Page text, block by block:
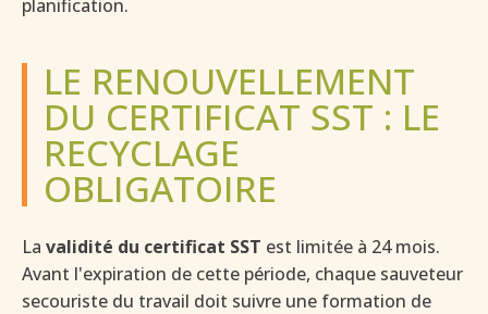
planification.
LE RENOUVELLEMENT
DU CERTIFICAT SST : LE
RECYCLAGE
OBLIGATOIRE
La validité du certificat SST est limitée à 24 mois.
Avant l'expiration de cette période, chaque sauveteur
secouriste du travail doit suivre une formation de